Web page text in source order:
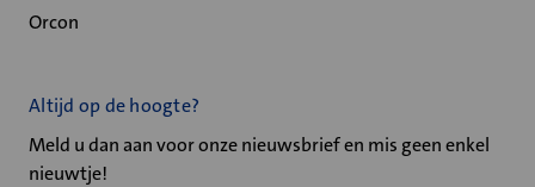
Orcon
Altijd op de hoogte?
Meld u dan aan voor onze nieuwsbrief en mis geen enkel
nieuwtje!